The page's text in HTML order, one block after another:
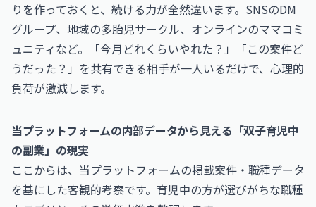
りを作っておくと、続ける力が全然違います。SNSのDM
グループ、地域の多胎児サークル、オンラインのママコミ
ュニティなど。「今月どれくらいやれた？」「この案件ど
うだった？」を共有できる相手が一人いるだけで、心理的
負荷が激減します。
当プラットフォームの内部データから見える「双子育児中
の副業」の現実
ここからは、当プラットフォームの掲載案件・職種データ
を基にした客観的考察です。育児中の方が選びがちな職種